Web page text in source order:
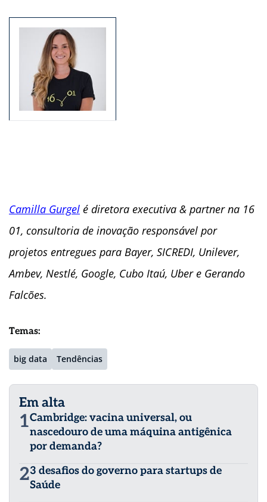
Camilla Gurgel é diretora executiva & partner na 16
01, consultoria de inovação responsável por
projetos entregues para Bayer, SICREDI, Unilever,
Ambev, Nestlé, Google, Cubo Itaú, Uber e Gerando
Falcões.
Temas:
big data Tendências
Em alta
1Cambridge: vacina universal, ou
nascedouro de uma máquina antigênica
por demanda?
23 desafios do governo para startups de
Saúde